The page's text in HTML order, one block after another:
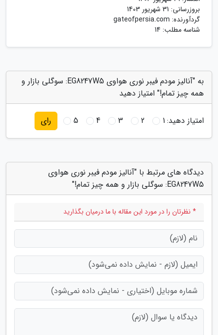
بروزرسانی: 31 شهریور 1403
گردآورنده: gateofpersia.com
شناسه مطلب: 14
به "آنالیز مودم فیبر نوری هواوی EG8247W5: سوگلی بازار و
همه چیز تمام!" امتیاز دهید
امتیاز دهید:1
2
3
4
5 رای
دیدگاه های مرتبط با "آنالیز مودم فیبر نوری هواوی
EG8247W5: سوگلی بازار و همه چیز تمام!"
* نظرتان را در مورد این مقاله با ما درمیان بگذارید